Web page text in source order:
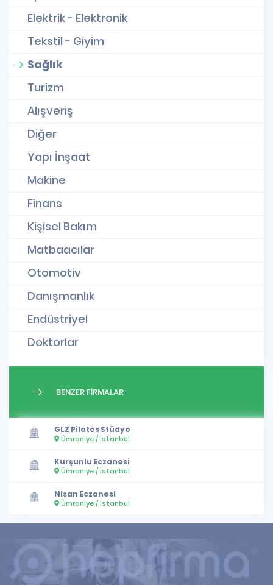
Elektrik - Elektronik
Tekstil - Giyim
Sağlık
Turizm
Alışveriş
Diğer
Yapı İnşaat
Makine
Finans
Kişisel Bakım
Matbaacılar
Otomotiv
Danışmanlık
Endüstriyel
Doktorlar
BENZER FİRMALAR
GLZ Pilates Stüdyo
Ümraniye / İstanbul
Kurşunlu Eczanesi
Ümraniye / İstanbul
Nisan Eczanesi
Ümraniye / İstanbul